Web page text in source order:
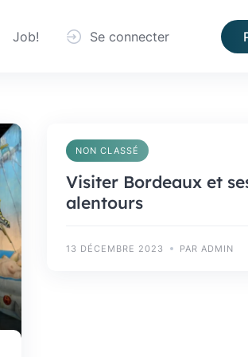
Job! Se connecter
NON CLASSÉ
Visiter Bordeaux et
alentours
13 DÉCEMBRE 2023 PAR ADMIN